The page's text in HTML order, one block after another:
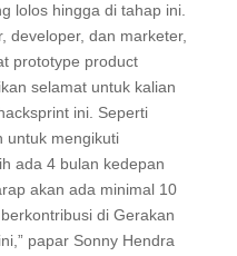
lolos hingga di tahap ini.
developer, dan marketer,
prototype product
selamat untuk kalian
ini. Seperti
untuk mengikuti
ada 4 bulan kedepan
akan ada minimal 10
di Gerakan
papar Sonny Hendra